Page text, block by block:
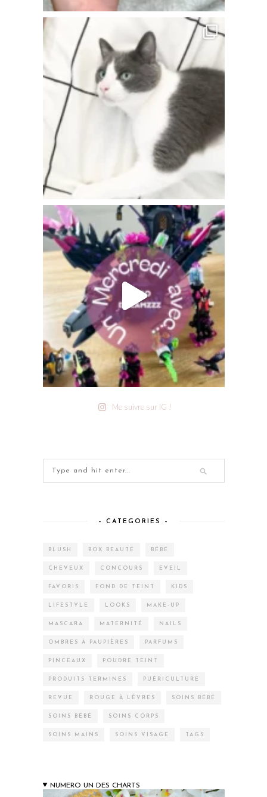
Me suivre sur IG !
– CATEGORIES –
BLUSH BOX BEAUTÉ BÉBÉ
CHEVEUX CONCOURS EVEIL
FAVORIS FOND DE TEINT KIDS
LIFESTYLE LOOKS MAKE-UP
MASCARA MATERNITÉ NAILS
OMBRES À PAUPIÈRES PARFUMS
PINCEAUX POUDRE TEINT
PRODUITS TERMINÉS PUÉRICULTURE
REVUE ROUGE À LÈVRES SOINS BÉBÉ
SOINS BÉBÉ SOINS CORPS
SOINS MAINS SOINS VISAGE TAGS
NUMERO UN DES CHARTS